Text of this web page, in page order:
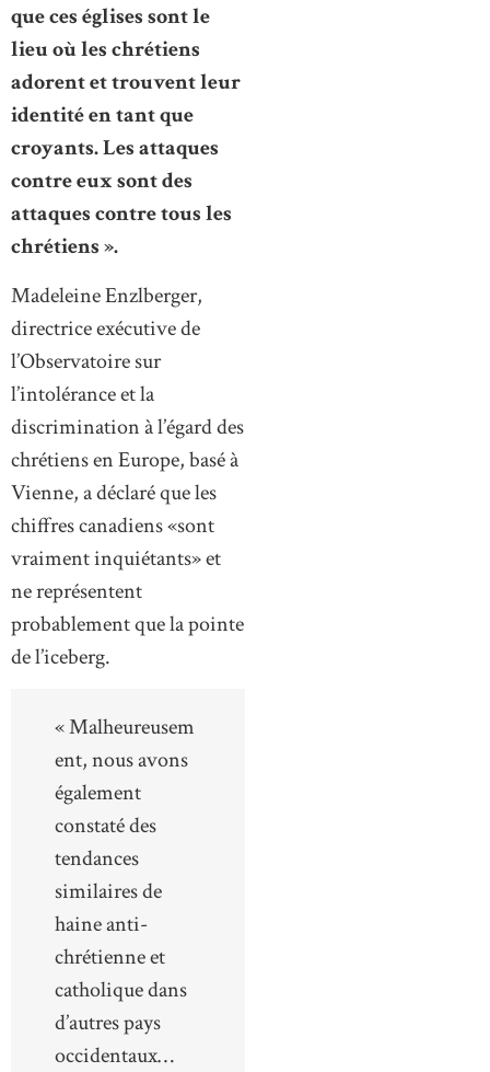
que ces églises sont le
lieu où les chrétiens
adorent et trouvent leur
identité en tant que
croyants. Les attaques
contre eux sont des
attaques contre tous les
chrétiens ».
Madeleine Enzlberger,
directrice exécutive de
l’Observatoire sur
l’intolérance et la
discrimination à l’égard des
chrétiens en Europe, basé à
Vienne, a déclaré que les
chiffres canadiens «sont
vraiment inquiétants» et
ne représentent
probablement que la pointe
de l’iceberg.
« Malheureusem
ent, nous avons
également
constaté des
tendances
similaires de
haine anti-
chrétienne et
catholique dans
d’autres pays
occidentaux…